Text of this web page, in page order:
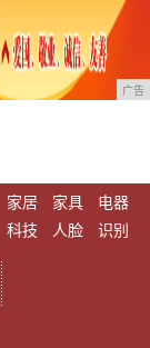
广告
家居 家具
电器
科技
人脸 识别